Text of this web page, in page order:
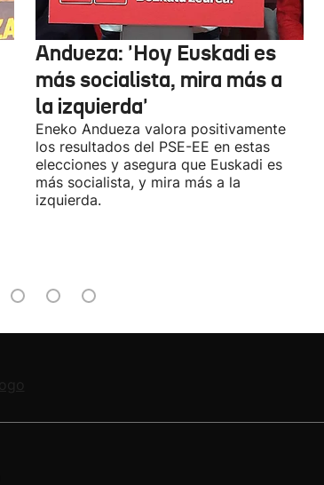
Andueza: 'Hoy Euskadi es
más socialista, mira más a
la izquierda'
Eneko Andueza valora positivamente
los resultados del PSE-EE en estas
elecciones y asegura que Euskadi es
más socialista, y mira más a la
izquierda.